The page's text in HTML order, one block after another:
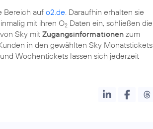
Bereich auf o2.de. Daraufhin erhalten sie
mit ihren O2 Daten ein, schließen die
Sky mitZugangsinformationen zum
in den gewählten Sky Monatstickets
Wochentickets lassen sich jederzeit